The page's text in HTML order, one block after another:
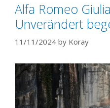
Alfa Romeo
Unverändert
11/11/2024 by Koray